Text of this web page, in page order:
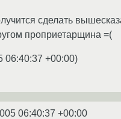
сделать
проприетарщина =(
06:40:37 +00:00)
06:40:37 +00:00